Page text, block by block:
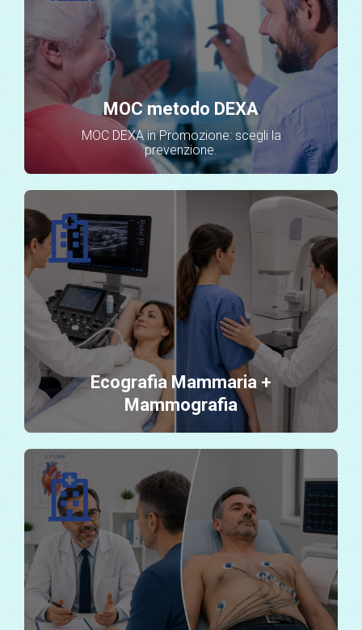
MOC metodo DEXA
MOC DEXA in Promozione: scegli la
prevenzione.
Ecografia Mammaria +
Mammografia